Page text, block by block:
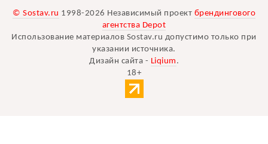
© Sostav.ru 1998-2026 Независимый проект брендингового
агентства Depot
Использование материалов Sostav.ru допустимо только при
указании источника.
Дизайн сайта - Liqium .
18+